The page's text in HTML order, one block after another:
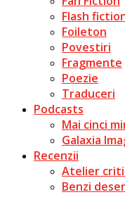
Flash
Foileton
Povestiri
Fragmente
Poezie
Traduceri
Podcasts
Mai cinci
Galaxia
Recenzii
Atelier
Benzi